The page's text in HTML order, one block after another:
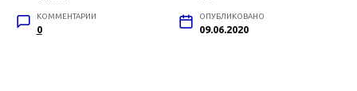
КОММЕНТАРИИ
0
ОПУБЛИКОВАНО
09.06.2020